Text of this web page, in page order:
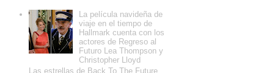
La película navideña de
viaje en el tiempo de
Hallmark cuenta con los
actores de Regreso al
Futuro Lea Thompson y
Christopher Lloyd
Las estrellas de Back To The Future